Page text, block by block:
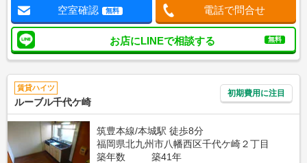
空室確認 無料 電話で問合せ
お店にLINEで相談する 無料
賃貸ハイツ
ルーブル千代ケ崎
初期費用に注目
筑豊本線/本城駅 徒歩8分
福岡県北九州市八幡西区千代ケ崎２丁目
築年数
築41年